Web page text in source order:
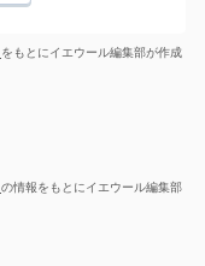
をもとにイエウール編集部が作成
の情報をもとにイエウール編集部